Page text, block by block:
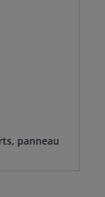
panneau